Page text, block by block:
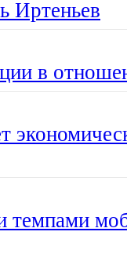
Иртеньев
в